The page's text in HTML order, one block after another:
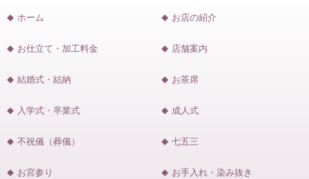
ホーム お店の紹介
お仕立て・加工料金 店舗案内
結婚式・結納 お茶席
入学式・卒業式 成人式
不祝儀（葬儀） 七五三
お宮参り お手入れ・染み抜き